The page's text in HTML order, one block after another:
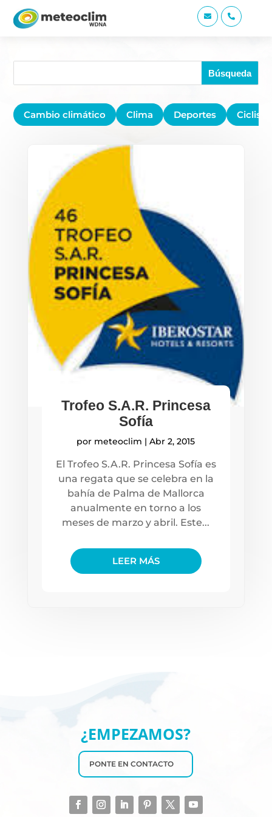
 
Cambio climático Clima Deportes
Trofeo S.A.R. Princesa
Sofía
por meteoclim |Abr 2, 2015
El Trofeo S.A.R. Princesa Sofía es
una regata que se celebra en la
bahía de Palma de Mallorca
anualmente en torno a los
meses de marzo y abril. Este...
LEER MÁS
¿EMPEZAMOS?
PONTE EN CONTACTO